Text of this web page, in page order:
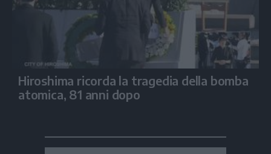
Hiroshima ricorda la tragedia della bomba
atomica, 81 anni dopo